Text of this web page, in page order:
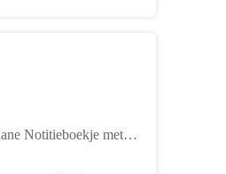
Notitieboekje met de